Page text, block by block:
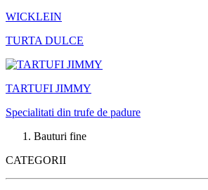
WICKLEIN
TURTA DULCE
TARTUFI JIMMY
Specialitati din trufe de padure
Bauturi fine
CATEGORII